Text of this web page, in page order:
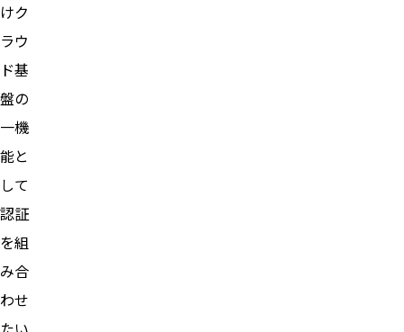
けク
ラウ
ド基
盤の
一機
能と
して
認証
を組
み合
わせ